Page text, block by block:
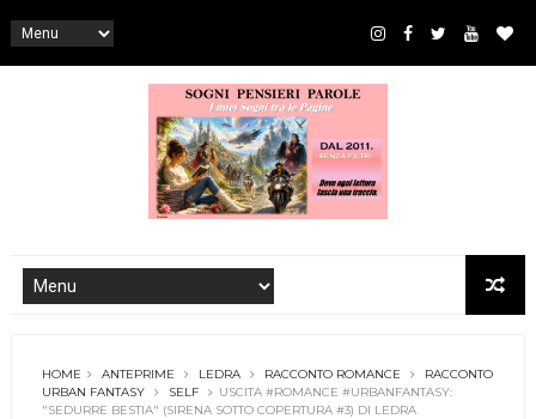
HOME ANTEPRIME LEDRA RACCONTO ROMANCE
RACCONTO
URBAN FANTASY
SELF
USCITA #ROMANCE #URBANFANTASY:
"SEDURRE BESTIA" (SIRENA SOTTO COPERTURA #3) DI LEDRA